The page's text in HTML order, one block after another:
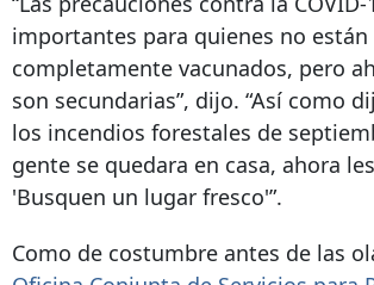
importantes para quienes no están
completamente vacunados, pero
son secundarias”, dijo. “Así como
los incendios forestales de
gente se quedara en casa, ahora
'Busquen un lugar fresco'”.
Como de costumbre antes de las